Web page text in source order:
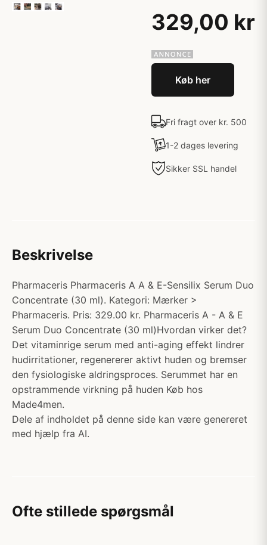
329,00 kr
Køb her
Fri fragt over kr. 500
1-2 dages levering
Sikker SSL handel
Beskrivelse
Pharmaceris Pharmaceris A A & E-Sensilix Serum Duo
Concentrate (30 ml). Kategori: Mærker >
Pharmaceris. Pris: 329.00 kr. Pharmaceris A - A & E
Serum Duo Concentrate (30 ml)Hvordan virker det?
Det vitaminrige serum med anti-aging effekt lindrer
hudirritationer, regenererer aktivt huden og bremser
den fysiologiske aldringsproces. Serummet har en
opstrammende virkning på huden Køb hos
Made4men.
Dele af indholdet på denne side kan være genereret
med hjælp fra AI.
Ofte stillede spørgsmål